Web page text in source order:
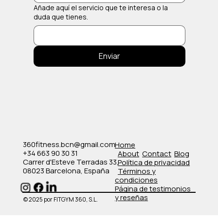
Añade aquí el servicio que te interesa o la
duda que tienes.
Enviar
360fitness.bcn@gmail.com
+34 663 90 30 31
Carrer d'Esteve Terradas 33,
08023 Barcelona, España
Home
About Contact Blog
Política de privacidad
​Términos y
condiciones
​Página de testimonios
y reseñas
© 2025 por FITGYM 360, S.L.